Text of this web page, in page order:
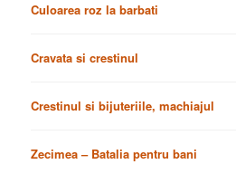
Culoarea roz la barbati
Cravata si crestinul
Crestinul si bijuteriile, machiajul
Zecimea – Batalia pentru bani